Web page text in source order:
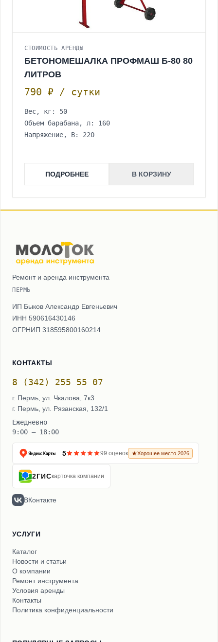
СТОИМОСТЬ АРЕНДЫ
БЕТОНОМЕШАЛКА ПРОФМАШ Б-80 80
ЛИТРОВ
790 ₽ / сутки
Вес, кг: 50
Объем барабана, л: 160
Напряжение, В: 220
ПОДРОБНЕЕ В КОРЗИНУ
Ремонт и аренда инструмента
ПЕРМЬ
ИП Быков Александр Евгеньевич
ИНН 590616430146
ОГРНИП 318595800160214
КОНТАКТЫ
8 (342) 255 55 07
г. Пермь, ул. Чкалова, 7к3
г. Пермь, ул. Рязанская, 132/1
Ежедневно
9:00 – 18:00
5 99 оценок Хорошее место 2026
2ГИСкарточка компании
ВКонтакте
УСЛУГИ
Каталог
Новости и статьи
О компании
Ремонт инструмента
Условия аренды
Контакты
Политика конфиденциальности